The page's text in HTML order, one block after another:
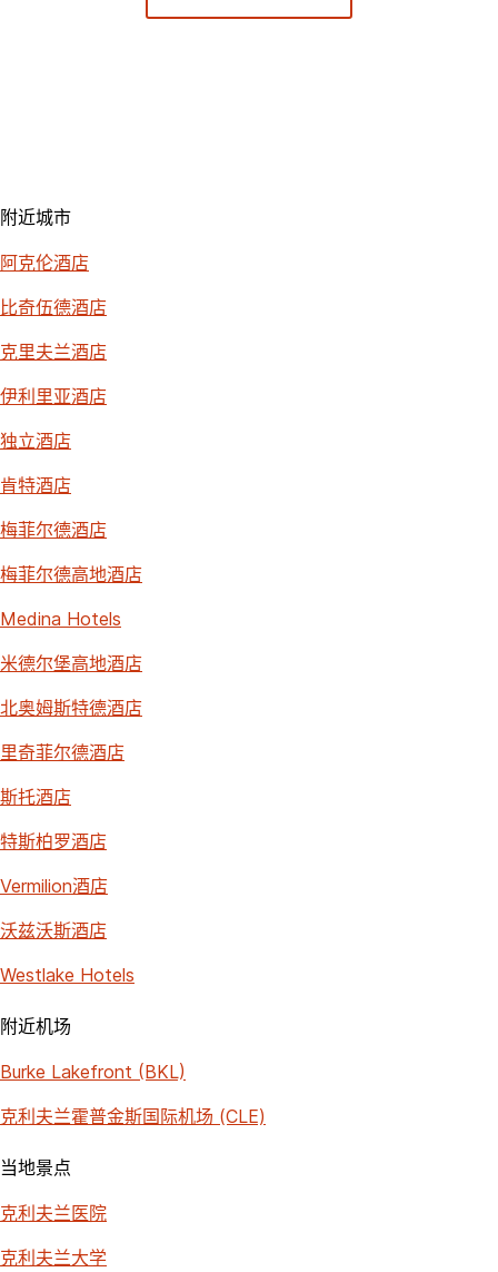
附近城市
阿克伦酒店
比奇伍德酒店
克里夫兰酒店
伊利里亚酒店
独立酒店
肯特酒店
梅菲尔德酒店
梅菲尔德高地酒店
Medina Hotels
米德尔堡高地酒店
北奥姆斯特德酒店
里奇菲尔德酒店
斯托酒店
特斯柏罗酒店
Vermilion酒店
沃兹沃斯酒店
Westlake Hotels
附近机场
Burke Lakefront (BKL)
克利夫兰霍普金斯国际机场 (CLE)
当地景点
克利夫兰医院
克利夫兰大学